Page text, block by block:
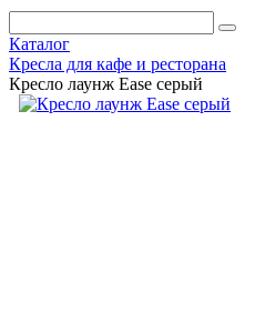
Каталог
Кресла для кафе и ресторана
Кресло лаунж Ease серый